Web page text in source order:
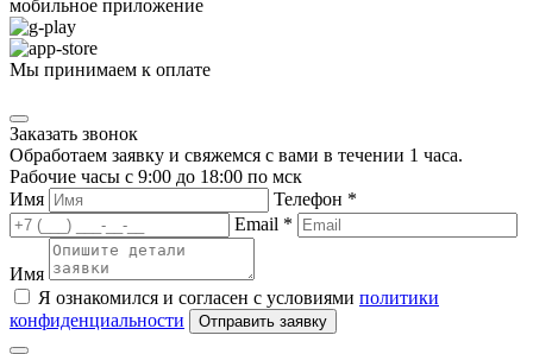
мобильное приложение
Мы принимаем к оплате
Заказать звонок
Обработаем заявку и свяжемся с вами в течении 1 часа.
Рабочие часы с 9:00 до 18:00 по мск
Имя
Телефон *
Email *
Имя
Я ознакомился и согласен с условиями политики
конфиденциальности